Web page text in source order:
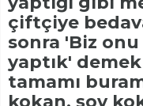
çiftçiye
sonra 'Biz
yaptık'
tamamı